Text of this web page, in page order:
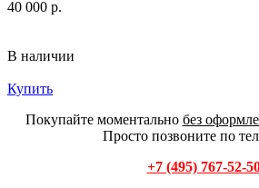
40 000 р.
В наличии
Купить
Покупайте моментально без
Просто позвоните по
+7 (495) 767-52-